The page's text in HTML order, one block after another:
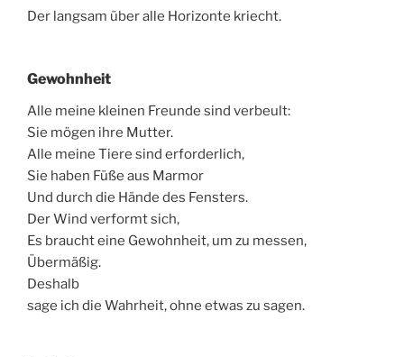
Der langsam über alle Horizonte kriecht.
Gewohnheit
Alle meine kleinen Freunde sind verbeult:
Sie mögen ihre Mutter.
Alle meine Tiere sind erforderlich,
Sie haben Füße aus Marmor
Und durch die Hände des Fensters.
Der Wind verformt sich,
Es braucht eine Gewohnheit, um zu messen,
Übermäßig.
Deshalb
sage ich die Wahrheit, ohne etwas zu sagen.